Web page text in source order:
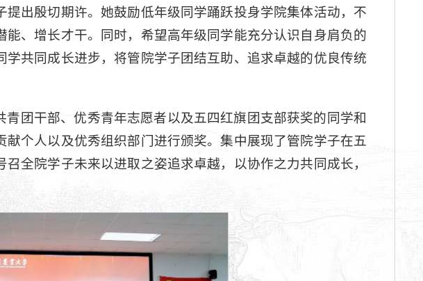
出殷切期许。她鼓励低年级同学踊跃投身学院集体活动，不
、增长才干。同时，希望高年级同学能充分认识自身肩负的
共同成长进步，将管院学子团结互助、追求卓越的优良传统
团干部、优秀青年志愿者以及五四红旗团支部获奖的同学和
个人以及优秀组织部门进行颁奖。集中展现了管院学子在五
全院学子未来以进取之姿追求卓越，以协作之力共同成长，